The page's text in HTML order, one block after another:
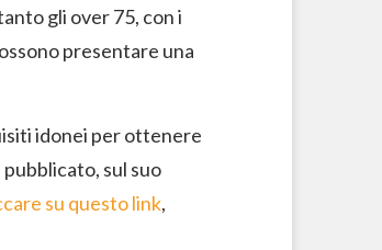
gli over 75, con i
presentare una
idonei per ottenere
pubblicato, sul suo
su questo link,